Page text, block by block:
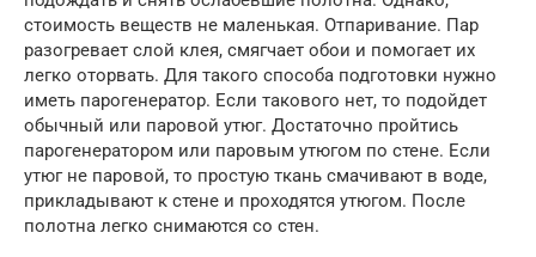
стоимость веществ не маленькая. Отпаривание. Пар
разогревает слой клея, смягчает обои и помогает их
легко оторвать. Для такого способа подготовки нужно
иметь парогенератор. Если такового нет, то подойдет
обычный или паровой утюг. Достаточно пройтись
парогенератором или паровым утюгом по стене. Если
утюг не паровой, то простую ткань смачивают в воде,
прикладывают к стене и проходятся утюгом. После
полотна легко снимаются со стен.